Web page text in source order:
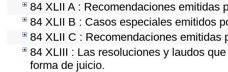
84 XLII A : Recomendaciones emitidas
84 XLII B : Casos especiales emitidos
84 XLII C : Recomendaciones emitidas
84 XLIII : Las resoluciones y laudos
forma de juicio.